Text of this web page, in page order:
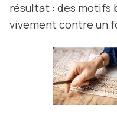
résultat : des motifs
vivement contre un